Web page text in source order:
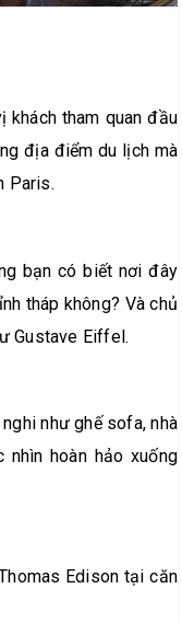
khách tham quan đầu
địa điểm du lịch mà
Paris.
bạn có biết nơi đây
tháp không? Và chủ
Gustave Eiffel.
như ghế sofa, nhà
nhìn hoàn hảo xuống
Edison tại căn